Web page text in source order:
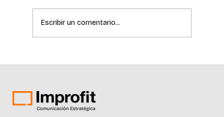
Escribir un comentario...